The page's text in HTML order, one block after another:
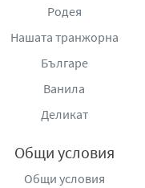
Родея
Нашата транжорна
Българе
Ванила
Деликат
Общи условия
Общи условия